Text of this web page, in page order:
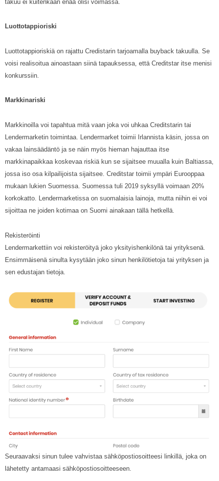
takuu ei kuitenkaan enää olisi voimassa.
Luottotappioriski
Luottotappioriskiä on rajattu Credistarin tarjoamalla buyback takuulla. Se
voisi realisoitua ainoastaan siinä tapauksessa, että Creditstar itse menisi
konkurssiin.
Markkinariski
Markkinoilla voi tapahtua mitä vaan joka voi uhkaa Creditstarin tai
Lendermarketin toimintaa. Lendermarket toimii Irlannista käsin, jossa on
vakaa lainsäädäntö ja se näin myös hieman hajauttaa itse
markkinapaikkaa koskevaa riskiä kun se sijaitsee muualla kuin Baltiassa,
jossa iso osa kilpailijoista sijaitsee. Creditstar toimii ympäri Eurooppaa
mukaan lukien Suomessa. Suomessa tuli 2019 syksyllä voimaan 20%
korkokatto. Lendermarketissa on suomalaisia lainoja, mutta niihin ei voi
sijoittaa ne joiden kotimaa on Suomi ainakaan tällä hetkellä.
Rekisteröinti
Lendermarkettiin voi rekisteröityä joko yksityishenkilönä tai yrityksenä.
Ensimmäisenä sinulta kysytään joko sinun henkilötietoja tai yrityksen ja
sen edustajan tietoja.
Seuraavaksi sinun tulee vahvistaa sähköpostiosoitteesi linkillä, joka on
lähetetty antamaasi sähköpostiosoitteeseen.